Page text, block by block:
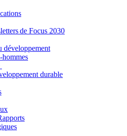
de Focus 2030
développement
hommes
durable